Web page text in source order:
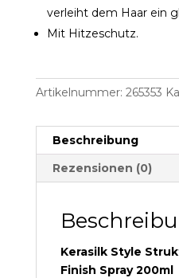
verleiht dem Haar ein
Mit Hitzeschutz.
Artikelnummer: 265353
Beschreibung
Rezensionen (0)
Kerasilk Style
Finish Spray 200ml